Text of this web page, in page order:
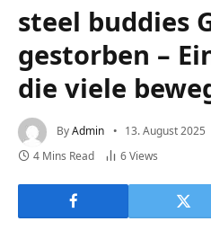
steel buddies
gestorben –
die viele
ByAdmin 13. August 2025
4 Mins Read
6Views